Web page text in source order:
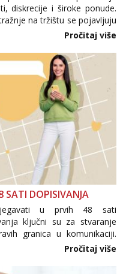
diskrecije i široke ponude.
na tržištu se pojavljuju
nepouzdane internetske
Pročitaj više
SATI DOPISIVANJA
u prvih 48 sati
ključni su za stvaranje
granica u komunikaciji.
osobnih ili intimnih
još nije zaslužila to
Pročitaj više